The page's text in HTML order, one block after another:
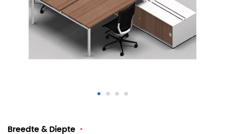
Bureauopstelling Siena
Breedte & Diepte